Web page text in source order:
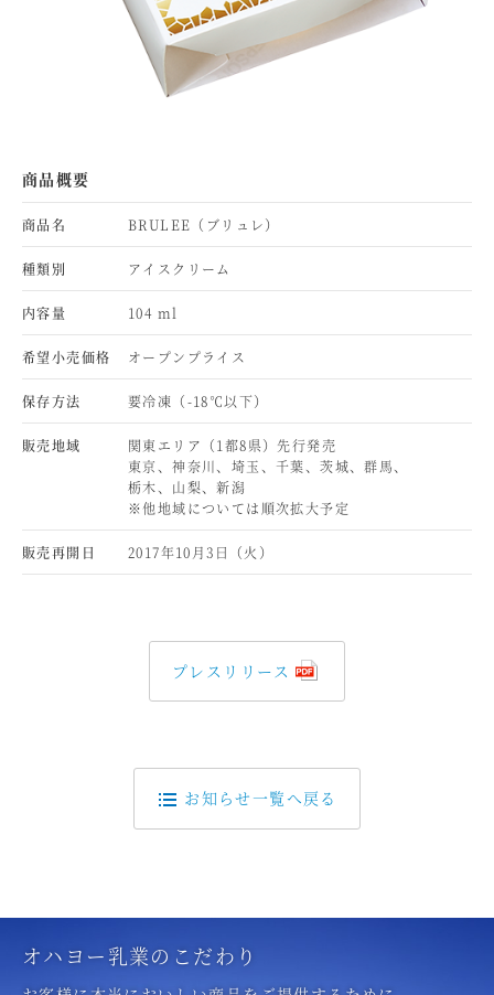
商品概要
商品名 BRULEE（ブリュレ）
種類別 アイスクリーム
内容量 104 ml
希望小売価格 オープンプライス
保存方法 要冷凍（-18℃以下）
販売地域
関東エリア（1都8県）先行発売
東京、神奈川、埼玉、千葉、茨城、群馬、
栃木、山梨、新潟
※他地域については順次拡大予定
販売再開日 2017年10月3日（火）
プレスリリース
お知らせ一覧へ戻る
オハヨー乳業のこだわり